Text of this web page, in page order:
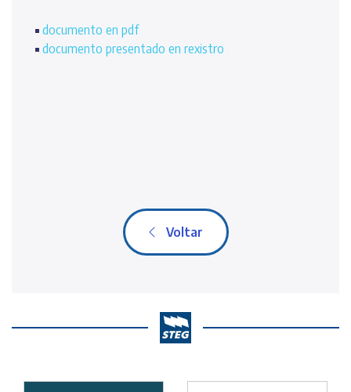
documento en pdf
documento presentado en rexistro
Voltar